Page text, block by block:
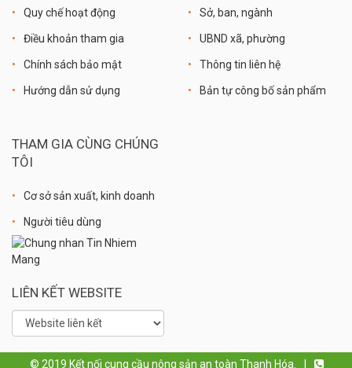
Quy chế hoạt động
Điều khoản tham gia
Chính sách bảo mật
Hướng dẫn sử dụng
Sở, ban, ngành
UBND xã, phường
Thông tin liên hệ
Bản tự công bố sản phẩm
THAM GIA CÙNG CHÚNG
TÔI
Cơ sở sản xuất, kinh doanh
Người tiêu dùng
LIÊN KẾT WEBSITE
© 2019 Kết nối cung cầu nông sản an toàn Thanh Hóa.